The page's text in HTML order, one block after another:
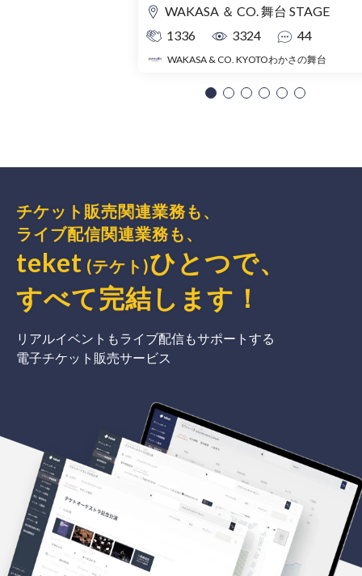
WAKASA ＆ CO. 舞台 STAGE
1336
3324 44
WAKASA & CO. KYOTOわかさの舞台
チケット販売関連業務も、
ライブ配信関連業務も、
teket (テケト)ひとつで、
すべて完結 します ！
リアルイベントもライブ配信もサポートする
電子チケット販売サービス